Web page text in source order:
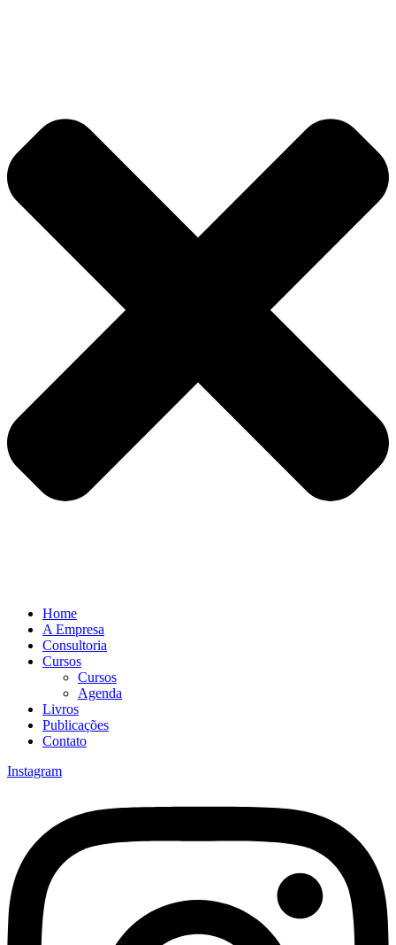
Home
A Empresa
Consultoria
Cursos
Cursos
Agenda
Livros
Publicações
Contato
Instagram